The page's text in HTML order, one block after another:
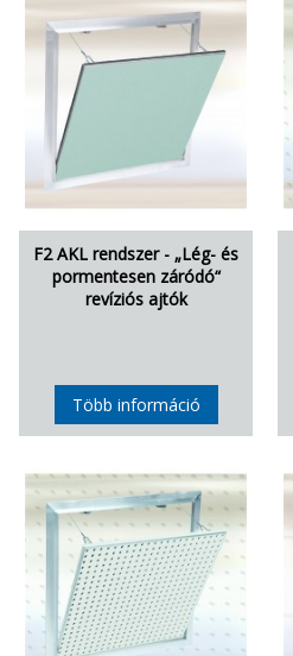
F2 AKL rendszer - „Lég- és
pormentesen záródó“
revíziós ajtók
Több információ